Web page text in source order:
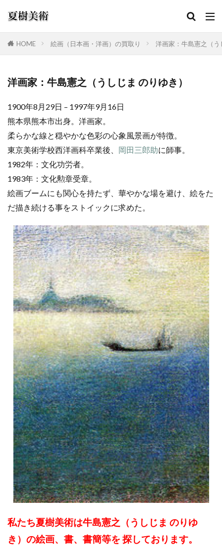
HOME 絵画（日本画・洋画）の買取り 洋画家：牛島憲之（
洋画家：牛島憲之（うしじま のりゆき）
1900年8月29日 – 1997年9月16日
熊本県熊本市出身。洋画家。
柔らかな線と穏やかな色彩の心象風景画が特徴。
東京美術学校西洋画科卒業後、 岡田三郎助に師事。
1982年：文化功労者。
1983年：文化勲章受章。
絵画ブームにも関心を持たず、華やかな場を避け、絵をた
だ描き続ける事をストイックに求めた。
私たち夏樹美術は牛島憲之（うしじま のりゆ
き）の絵画、書、書簡等を 探しております。
カテゴリー
検索